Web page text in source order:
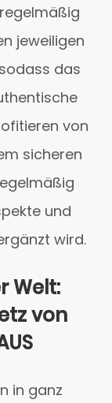
jeweiligen
das
von
sicheren
und
wird.
Welt:
von
in ganz